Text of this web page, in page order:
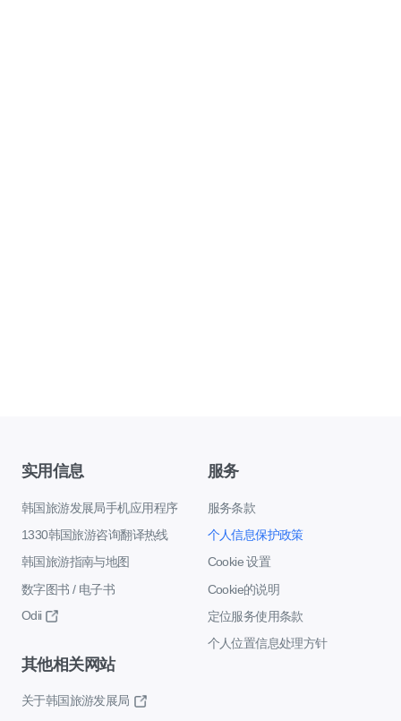
实用信息
韩国旅游发展局手机应用程序
1330韩国旅游咨询翻译热线
韩国旅游指南与地图
数字图书 / 电子书
Odii
服务
服务条款
个人信息保护政策
Cookie 设置
Cookie的说明
定位服务使用条款
个人位置信息处理方针
其他相关网站
关于韩国旅游发展局